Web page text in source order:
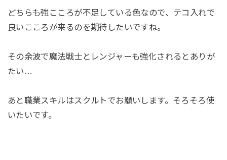
どちらも強こころが不足している色なので、テコ入れで
良いこころが来るのを期待したいですね。
その余波で魔法戦士とレンジャーも強化されるとありが
たい…
あと職業スキルはスクルトでお願いします。そろそろ使
いたいです。